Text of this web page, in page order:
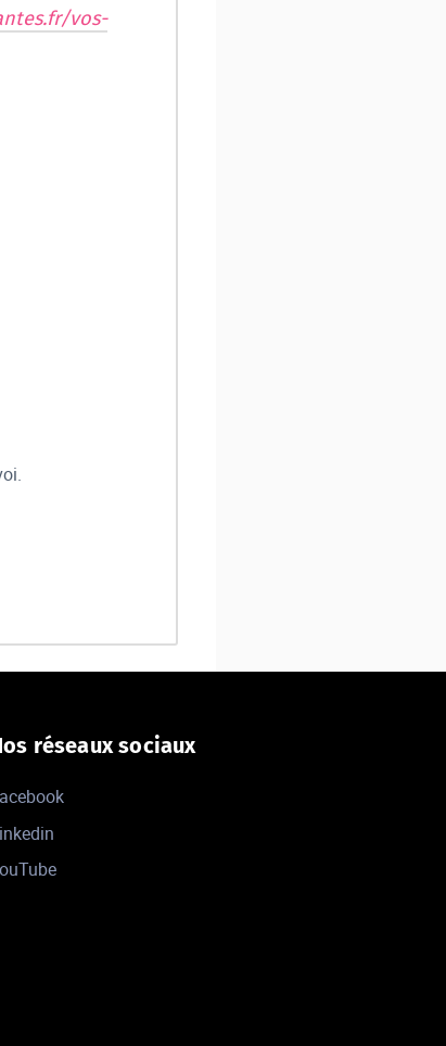
vos-
réseaux sociaux